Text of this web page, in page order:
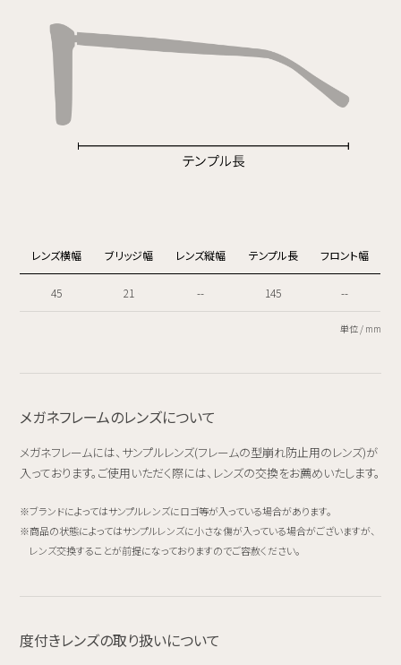
レンズ横幅 ブリッジ幅 レンズ縦幅 テンプル長 フロント幅
45 21 -- 145 --
単位 / mm
メガネフレームのレンズについて
メガネフレームには、サンプルレンズ(フレームの型崩れ防止用のレンズ)が
入っております。ご使用いただく際には、レンズの交換をお薦めいたします。
ブランドによってはサンプルレンズにロゴ等が入っている場合があります。
商品の状態によってはサンプルレンズに小さな傷が入っている場合がございますが、
レンズ交換することが前提になっておりますのでご容赦ください。
度付きレンズの取り扱いについて